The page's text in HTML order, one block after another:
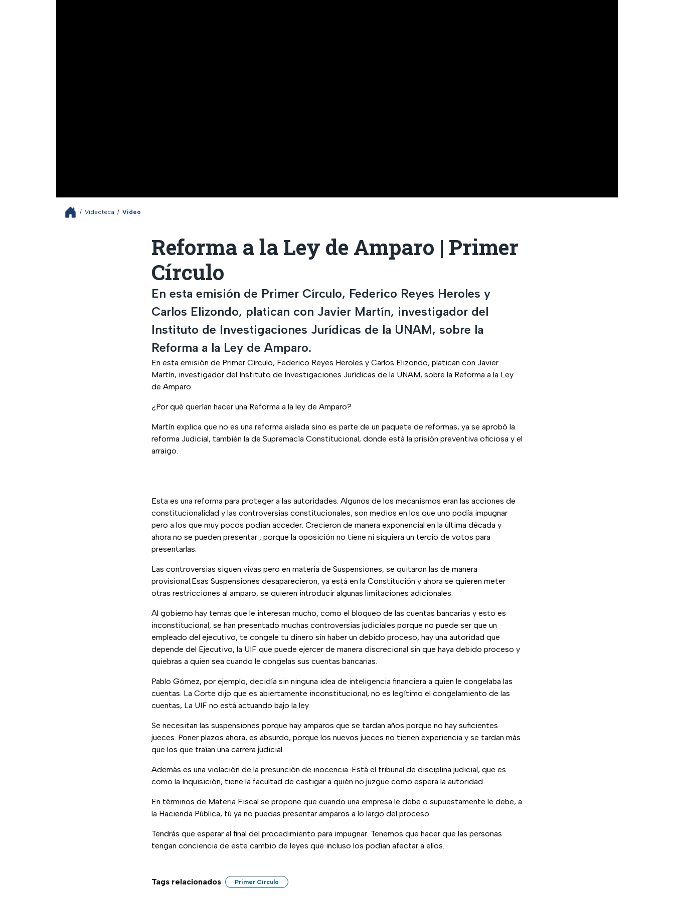
/ Videoteca / Video
Reforma a la Ley de Amparo | Primer
Círculo
En esta emisión de Primer Círculo, Federico Reyes Heroles y
Carlos Elizondo, platican con Javier Martín, investigador del
Instituto de Investigaciones Jurídicas de la UNAM, sobre la
Reforma a la Ley de Amparo.
En esta emisión de Primer Círculo, Federico Reyes Heroles y Carlos Elizondo, platican con Javier
Martín, investigador del Instituto de Investigaciones Jurídicas de la UNAM, sobre la Reforma a la Ley
de Amparo.
¿Por qué querían hacer una Reforma a la ley de Amparo?
Martín explica que no es una reforma aislada sino es parte de un paquete de reformas, ya se aprobó la
reforma Judicial, también la de Supremacía Constitucional, donde está la prisión preventiva oficiosa y el
arraigo.
Esta es una reforma para proteger a las autoridades. Algunos de los mecanismos eran las acciones de
constitucionalidad y las controversias constitucionales, son medios en los que uno podía impugnar
pero a los que muy pocos podían acceder. Crecieron de manera exponencial en la última década y
ahora no se pueden presentar , porque la oposición no tiene ni siquiera un tercio de votos para
presentarlas.
Las controversias siguen vivas pero en materia de Suspensiones, se quitaron las de manera
provisional.Esas Suspensiones desaparecieron, ya está en la Constitución y ahora se quieren meter
otras restricciones al amparo, se quieren introducir algunas limitaciones adicionales.
Al gobierno hay temas que le interesan mucho, como el bloqueo de las cuentas bancarias y esto es
inconstitucional, se han presentado muchas controversias judiciales porque no puede ser que un
empleado del ejecutivo, te congele tu dinero sin haber un debido proceso, hay una autoridad que
depende del Ejecutivo, la UIF que puede ejercer de manera discrecional sin que haya debido proceso y
quiebras a quien sea cuando le congelas sus cuentas bancarias.
Pablo Gómez, por ejemplo, decidía sin ninguna idea de inteligencia financiera a quien le congelaba las
cuentas. La Corte dijo que es abiertamente inconstitucional, no es legítimo el congelamiento de las
cuentas, La UIF no está actuando bajo la ley.
Se necesitan las suspensiones porque hay amparos que se tardan años porque no hay suficientes
jueces. Poner plazos ahora, es absurdo, porque los nuevos jueces no tienen experiencia y se tardan más
que los que traían una carrera judicial.
Además es una violación de la presunción de inocencia. Está el tribunal de disciplina judicial, que es
como la Inquisición, tiene la facultad de castigar a quién no juzgue como espera la autoridad.
En términos de Materia Fiscal se propone que cuando una empresa le debe o supuestamente le debe, a
la Hacienda Pública, tú ya no puedas presentar amparos a lo largo del proceso.
Tendrás que esperar al final del procedimiento para impugnar. Tenemos que hacer que las personas
tengan conciencia de este cambio de leyes que incluso los podían afectar a ellos.
Tags relacionados Primer Círculo